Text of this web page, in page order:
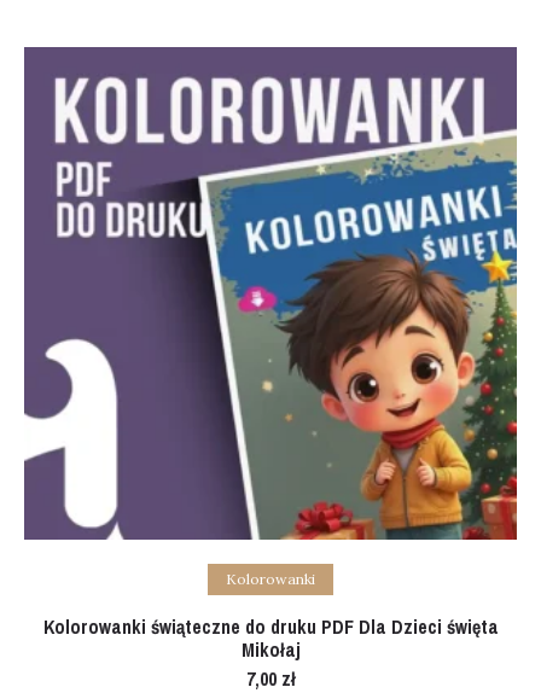
Add to cart
Kolorowanki
Kolorowanki świąteczne do druku PDF Dla Dzieci święta
Mikołaj
7,00 zł